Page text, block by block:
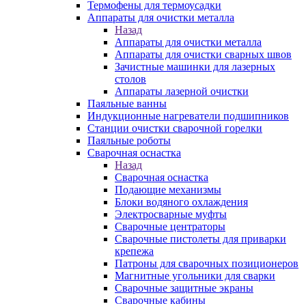
Термофены для термоусадки
Аппараты для очистки металла
Назад
Аппараты для очистки металла
Аппараты для очистки сварных швов
Зачистные машинки для лазерных
столов
Аппараты лазерной очистки
Паяльные ванны
Индукционные нагреватели подшипников
Станции очистки сварочной горелки
Паяльные роботы
Сварочная оснастка
Назад
Сварочная оснастка
Подающие механизмы
Блоки водяного охлаждения
Электросварные муфты
Сварочные центраторы
Сварочные пистолеты для приварки
крепежа
Патроны для сварочных позиционеров
Магнитные угольники для сварки
Сварочные защитные экраны
Сварочные кабины